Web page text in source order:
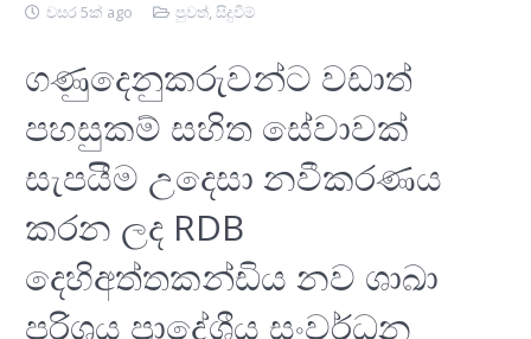
වසර 5ක් ago පුවත්, සිදුවීම්
ගණුදෙනුකරුවන්ට වඩාත්
පහසුකම් සහිත සේවාවක්
සැපයීම උදෙසා නවීකරණය
කරන ලද RDB
දෙහිඅත්තකන්ඩිය නව ශාඛා
පරිශ‍්‍රය ප‍්‍රාදේශීය සංවර්ධන